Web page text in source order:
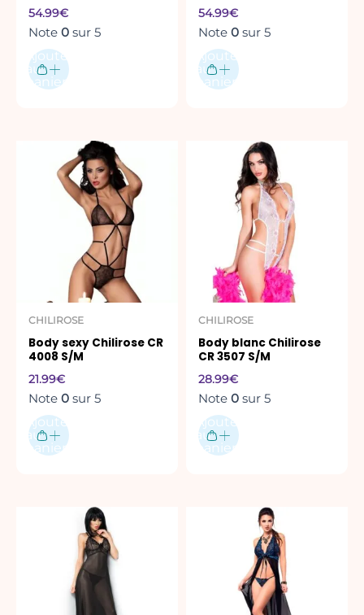
54.99€
Note 0 sur 5
Ajouter
au
panier
54.99€
Note 0 sur 5
Ajouter
au
panier
CHILIROSE
Body sexy Chilirose CR
4008 S/M
21.99€
Note 0 sur 5
Ajouter
au
panier
CHILIROSE
Body blanc Chilirose
CR 3507 S/M
28.99€
Note 0 sur 5
Ajouter
au
panier
plusieurs
variations.